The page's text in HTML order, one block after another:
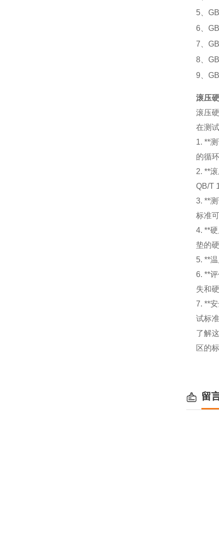
5、
6、
7、
8、
9、
滚压
滚压
在测
1. **
的循
2. **
QB/T
3. **
标准
4. **
垫的
5. **
6. **
失和
7. **
试标
了解
区的
留